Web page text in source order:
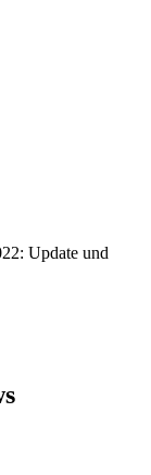
Update und